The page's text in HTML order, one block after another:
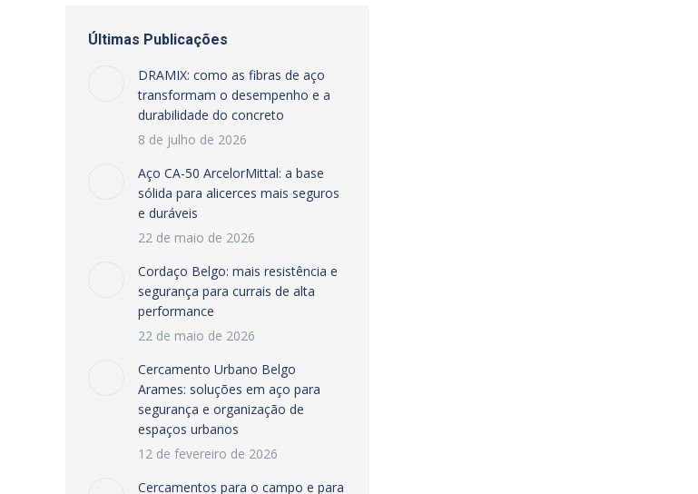
Últimas Publicações
DRAMIX: como as fibras de aço
transformam o desempenho e a
durabilidade do concreto
8 de julho de 2026
Aço CA-50 ArcelorMittal: a base
sólida para alicerces mais seguros
e duráveis
22 de maio de 2026
Cordaço Belgo: mais resistência e
segurança para currais de alta
performance
22 de maio de 2026
Cercamento Urbano Belgo
Arames: soluções em aço para
segurança e organização de
espaços urbanos
12 de fevereiro de 2026
Cercamentos para o campo e para